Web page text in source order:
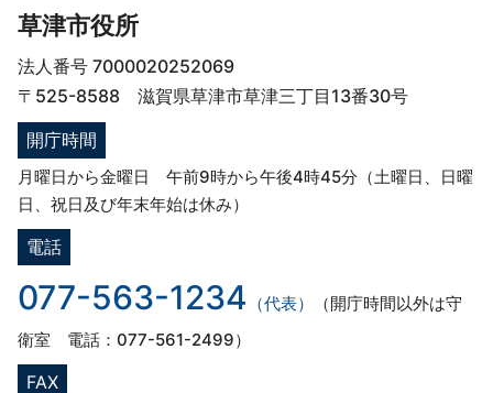
草津市役所
法人番号 7000020252069
〒525-8588 滋賀県草津市草津三丁目13番30号
開庁時間
月曜日から金曜日 午前9時から午後4時45分（土曜日、日曜
日、祝日及び年末年始は休み）
電話
077-563-1234 （代表）
（開庁時間以外は守
衛室 電話：077-561-2499）
FAX